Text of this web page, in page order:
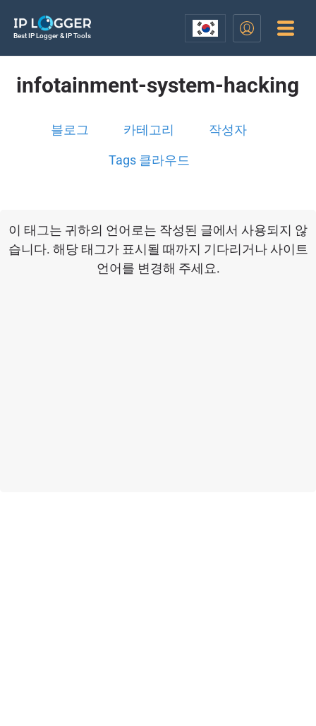
Best IP Logger & IP Tools
infotainment-system-hacking
블로그 카테고리 작성자
Tags 클라우드